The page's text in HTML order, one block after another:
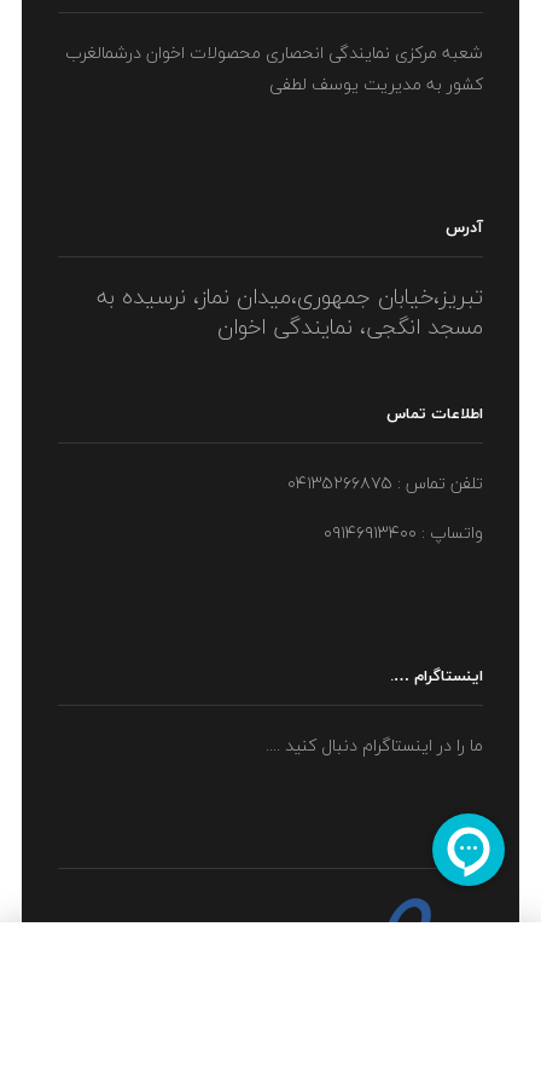
شعبه مرکزی نمایندگی انحصاری محصولات اخوان درشمالغرب
کشور به مدیریت یوسف لطفی
آدرس
تبریز،خیابان جمهوری،میدان نماز، نرسیده به
مسجد انگجی، نمایندگی اخوان
اطلاعات تماس
تلفن تماس : ۰۴۱۳۵۲۶۶۸۷۵
واتساپ : ۰۹۱۴۶۹۱۳۴۰۰
اینستاگرام ….
ما را در اینستاگرام دنبال کنید ....
اینماد